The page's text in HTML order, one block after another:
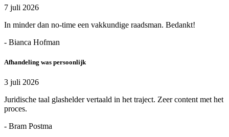
7 juli 2026
In minder dan no-time een vakkundige raadsman. Bedankt!
- Bianca Hofman
Afhandeling was persoonlijk
3 juli 2026
Juridische taal glashelder vertaald in het traject. Zeer content met het
proces.
- Bram Postma